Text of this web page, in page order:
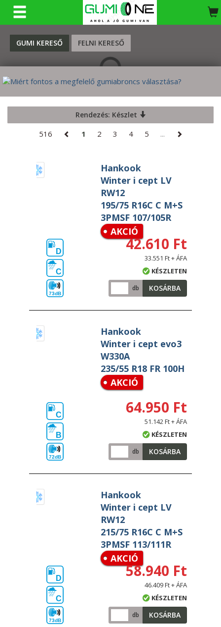
GUMI KERESŐ FELNI KERESŐ
KERESÉS
Rendezés: Készlet
516 1 2 3 4 5 ...
Hankook
Winter i cept LV
RW12
195/75 R16C C M+S
3PMSF 107/105R
AKCIÓ
D
C
73dB
42.610 Ft
33.551 Ft + ÁFA
KÉSZLETEN
db KOSÁRBA
Hankook
Winter i cept evo3
W330A
235/55 R18 FR 100H
AKCIÓ
C
B
72dB
64.950 Ft
51.142 Ft + ÁFA
KÉSZLETEN
db KOSÁRBA
Hankook
Winter i cept LV
RW12
215/75 R16C C M+S
3PMSF 113/111R
AKCIÓ
D
C
73dB
58.940 Ft
46.409 Ft + ÁFA
KÉSZLETEN
db KOSÁRBA